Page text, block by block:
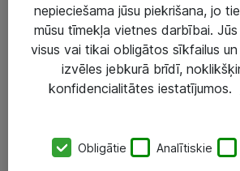
IT infrastruktūra
Darba vietu IT risinājumi
Serveri un datu centri
SIA „ATEA”
nepieciešama jūsu piekrišana, jo
mūsu tīmekļa vietnes darbībai.
visus vai tikai obligātos sīkfailus
izvēles jebkurā brīdī,
konfidencialitātes iestatījumos.
Obligātie Analītiskie